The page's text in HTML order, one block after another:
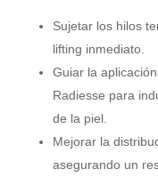
Sujetar los hilos
lifting inmediato.
Guiar la
Radiesse para
de la piel.
Mejorar la
asegurando un